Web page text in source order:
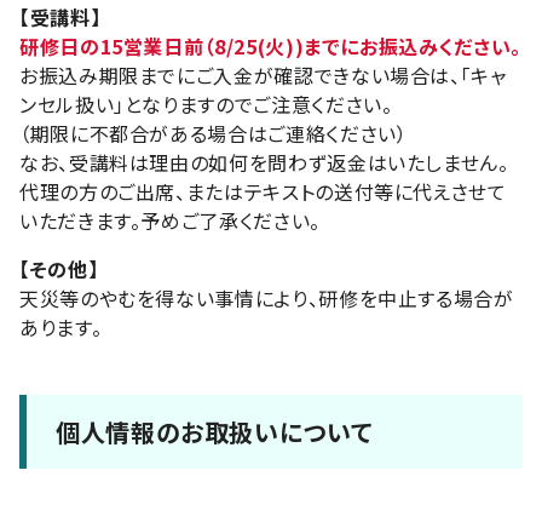
【受講料】
研修日の15営業日前（8/25(火))までにお振込みください。
お振込み期限までにご入金が確認できない場合は、「キャ
ンセル扱い」となりますのでご注意ください。
（期限に不都合がある場合はご連絡ください）
なお、受講料は理由の如何を問わず返金はいたしません。
代理の方のご出席、またはテキストの送付等に代えさせて
いただきます。予めご了承ください。
【その他】
天災等のやむを得ない事情により、研修を中止する場合が
あります。
個人情報のお取扱いについて